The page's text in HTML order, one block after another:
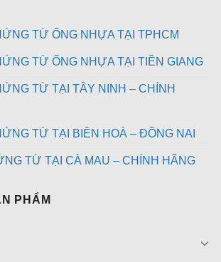
TỪ ỐNG NHỰA TẠI TPHCM
TỪ ỐNG NHỰA TẠI TIỀN GIANG
TỪ TẠI TÂY NINH – CHÍNH
TỪ TẠI BIÊN HOÀ – ĐỒNG NAI
TỪ TẠI CÀ MAU – CHÍNH HÃNG
PHẨM